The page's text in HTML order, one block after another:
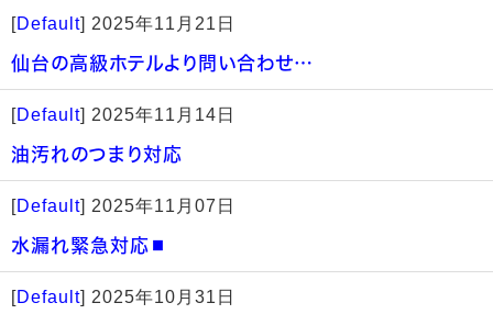
[Default] 2025年11月21日
仙台の高級ホテルより問い合わせ…
[Default] 2025年11月14日
油汚れのつまり対応
[Default] 2025年11月07日
水漏れ緊急対応◼️
[Default] 2025年10月31日